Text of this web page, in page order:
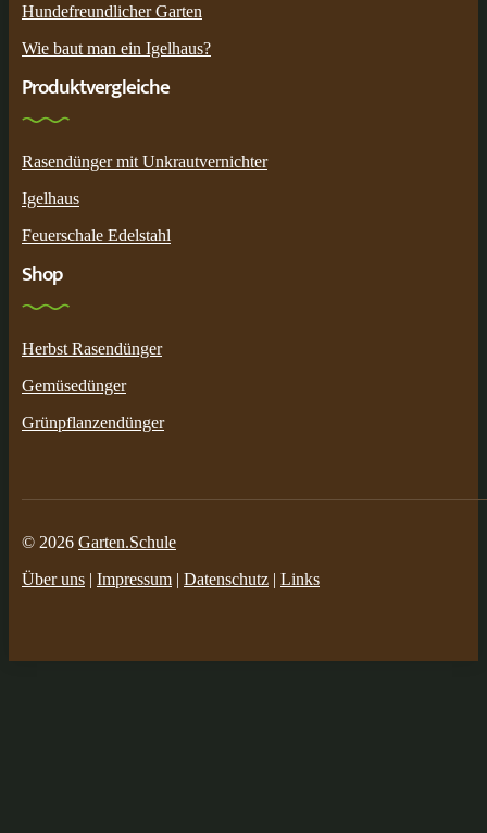
Hundefreundlicher Garten
Wie baut man ein Igelhaus?
Produktvergleiche
Rasendünger mit Unkrautvernichter
Igelhaus
Feuerschale Edelstahl
Shop
Herbst Rasendünger
Gemüsedünger
Grünpflanzendünger
© 2026 Garten.Schule
Über uns | Impressum | Datenschutz | Links